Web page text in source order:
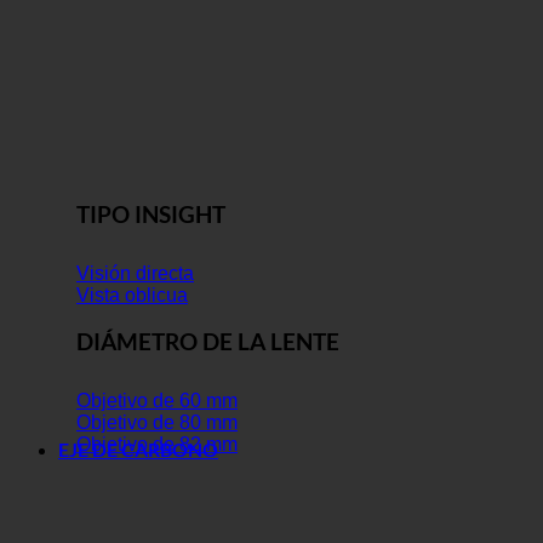
TIPO INSIGHT
Visión directa
Vista oblicua
DIÁMETRO DE LA LENTE
Objetivo de 60 mm
Objetivo de 80 mm
Objetivo de 82 mm
EJE DE CARBONO